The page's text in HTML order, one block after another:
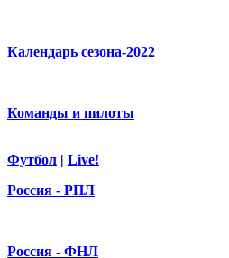
Календарь сезона-2022
Команды и пилоты
Футбол | Live!
Россия - РПЛ
Россия - ФНЛ